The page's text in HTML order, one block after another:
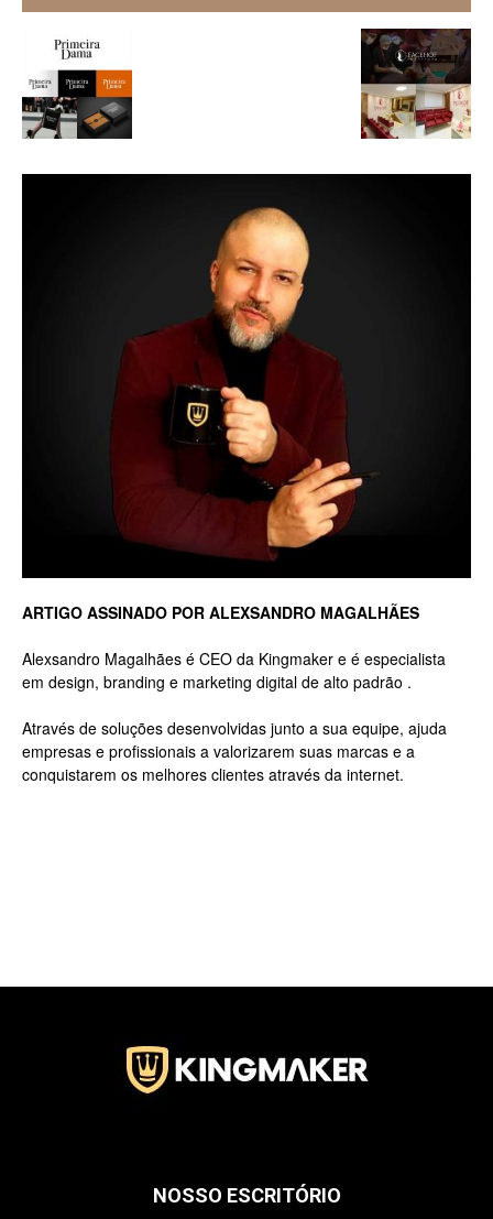
Padrão,
e
Luxo
na
Rua
Haddock
ARTIGO ASSINADO POR ALEXSANDRO MAGALHÃES
Alexsandro Magalhães é CEO da Kingmaker e é especialista
em design, branding e marketing digital de alto padrão .
Através de soluções desenvolvidas junto a sua equipe, ajuda
empresas e profissionais a valorizarem suas marcas e a
conquistarem os melhores clientes através da internet.
NOSSO ESCRITÓRIO